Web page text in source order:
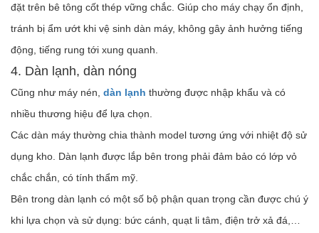
đặt trên bê tông cốt thép vững chắc. Giúp cho máy chạy ổn định,
tránh bị ẩm ướt khi vệ sinh dàn máy, không gây ảnh hưởng tiếng
động, tiếng rung tới xung quanh.
4. Dàn lạnh, dàn nóng
Cũng như máy nén, dàn lạnh thường được nhập khẩu và có
nhiều thương hiệu để lựa chọn.
Các dàn máy thường chia thành model tương ứng với nhiệt độ sử
dụng kho. Dàn lạnh được lắp bên trong phải đảm bảo có lớp vỏ
chắc chắn, có tính thẩm mỹ.
Bên trong dàn lạnh có một số bộ phận quan trọng cần được chú ý
khi lựa chọn và sử dụng: bức cánh, quạt li tâm, điện trở xả đá,…